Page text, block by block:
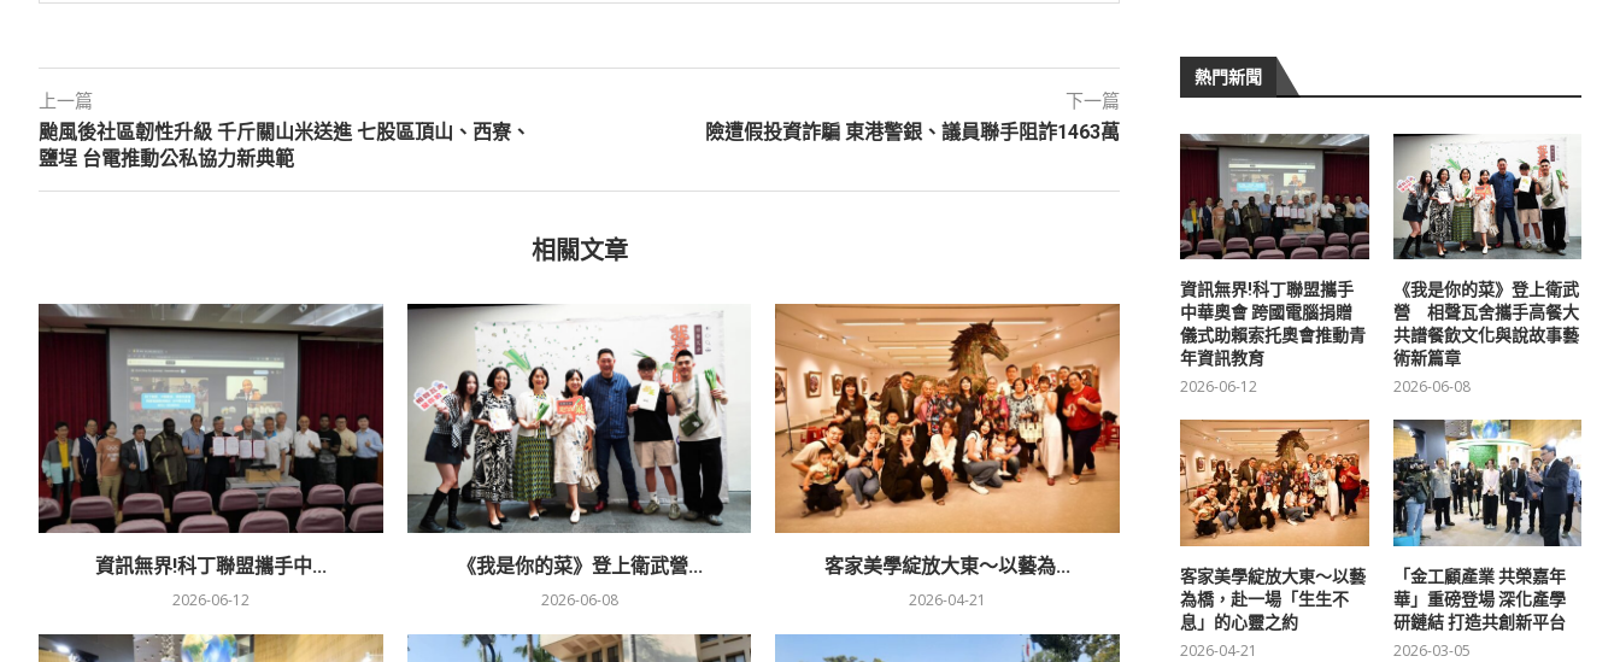
上一篇
颱風後社區韌性升級 千斤關山米送進 七股區頂山、西寮、
鹽埕 台電推動公私協力新典範
下一篇
險遭假投資詐騙 東港警銀、議員聯手阻詐1463萬
相關文章
資訊無界!科丁聯盟攜手中...
2026-06-12
《我是你的菜》登上衛武營...
2026-06-08
客家美學綻放大東～以藝為...
2026-04-21
熱門新聞
資訊無界!科丁聯盟攜手
中華奧會 跨國電腦捐贈
儀式助賴索托奧會推動青
年資訊教育
2026-06-12
《我是你的菜》登上衛武
營 相聲瓦舍攜手高餐大
共譜餐飲文化與說故事藝
術新篇章
2026-06-08
客家美學綻放大東～以藝
為橋，赴一場「生生不
息」的心靈之約
2026-04-21
「金工顧產業 共榮嘉年
華」重磅登場 深化產學
研鏈結 打造共創新平台
2026-03-05